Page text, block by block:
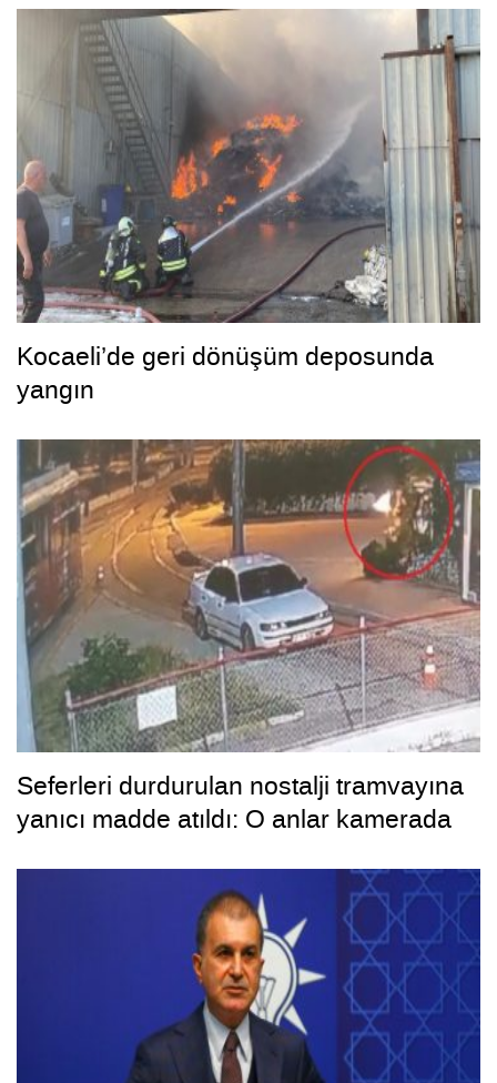
Kocaeli’de geri dönüşüm deposunda
yangın
Seferleri durdurulan nostalji tramvayına
yanıcı madde atıldı: O anlar kamerada